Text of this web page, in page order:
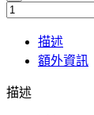
描述
額外資訊
描述